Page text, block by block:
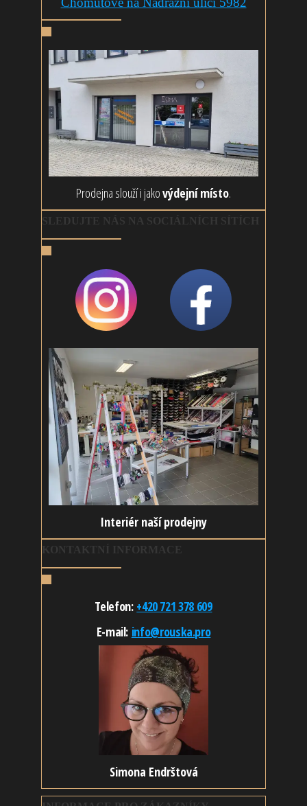
Prodejna slouží i jakovýdejní místo.
SLEDUJTE NÁS NA SOCIÁLNÍCH SÍTÍCH
@rouskujeme Rouškujeme
Interiér naší prodejny
KONTAKTNÍ INFORMACE
Telefon: +420 721 378 609
E-mail: info@rouska.pro
Simona Endrštová